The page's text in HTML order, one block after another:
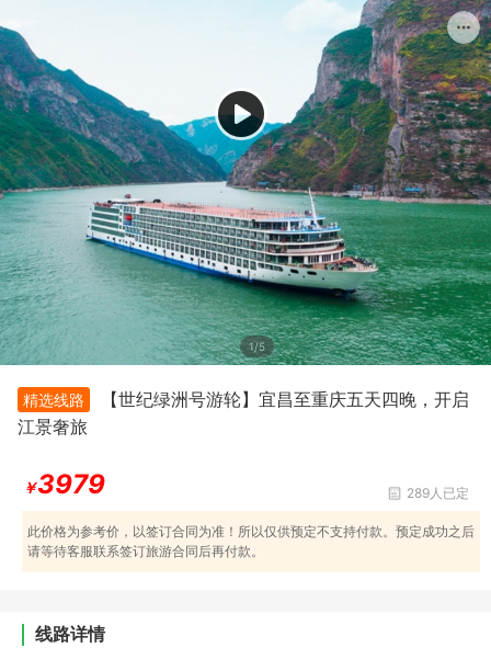
1/5
精选线路
【世纪绿洲号游轮】宜昌至重庆五天四晚，开启
江景奢旅
￥3979 289人已定
此价格为参考价，以签订合同为准！所以仅供预定不支持付款。预定成功之后
请等待客服联系签订旅游合同后再付款。
线路详情